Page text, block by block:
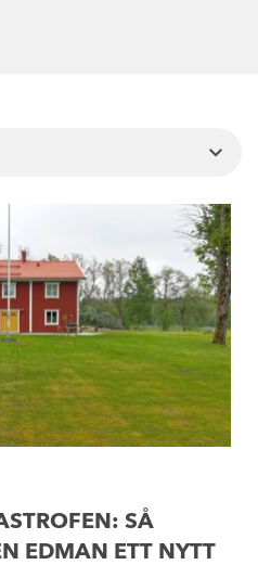
SÅ
EDMAN ETT NYTT